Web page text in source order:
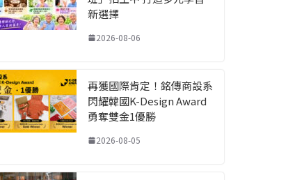
新選擇
2026-08-06
再獲國際肯定！銘傳商設系
閃耀韓國K-Design Award
勇奪雙金1優勝
2026-08-05